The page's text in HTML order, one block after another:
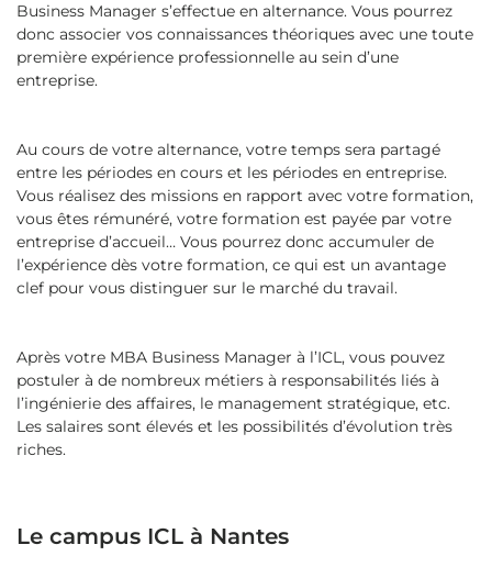
Business Manager s’effectue en alternance. Vous pourrez
donc associer vos connaissances théoriques avec une toute
première expérience professionnelle au sein d’une
entreprise.
Au cours de votre alternance, votre temps sera partagé
entre les périodes en cours et les périodes en entreprise.
Vous réalisez des missions en rapport avec votre formation,
vous êtes rémunéré, votre formation est payée par votre
entreprise d’accueil… Vous pourrez donc accumuler de
l’expérience dès votre formation, ce qui est un avantage
clef pour vous distinguer sur le marché du travail.
Après votre MBA Business Manager à l’ICL, vous pouvez
postuler à de nombreux métiers à responsabilités liés à
l’ingénierie des affaires, le management stratégique, etc.
Les salaires sont élevés et les possibilités d’évolution très
riches.
Le campus ICL à Nantes